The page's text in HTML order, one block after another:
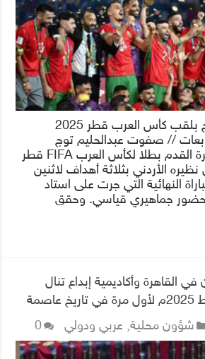
منتخب المغرب يتوج بلقب كأس العرب قطر 2025
// صفوت عبدالحليم توج
المنتخب المغربي لكرة القدم بطلا لكأس العرب FIFA قطر
نظيره الأردني بثلاثة أهداف لاثنين
النهائية التي جرت على استاد
بحضور جماهيري قياسي. وحقق
في القاهرة وأكاديمية إبداع تنال
وسام الشرق الأوسط 2025م لأول مرة في تاريخ عاصمة
شؤون محلية, عربي ودولي 0